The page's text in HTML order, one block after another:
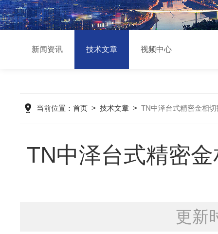
新闻资讯 技术文章 视频中心
当前位置： 首页> 技术文章> TN中泽台式精密金相
TN中泽台式精密
更新